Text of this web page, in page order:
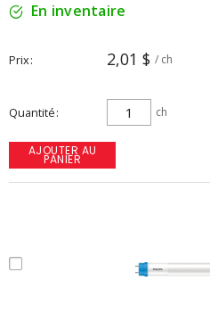
En inventaire
Prix 2,01 $ / ch
Quantité ch
AJOUTER AU
PANIER